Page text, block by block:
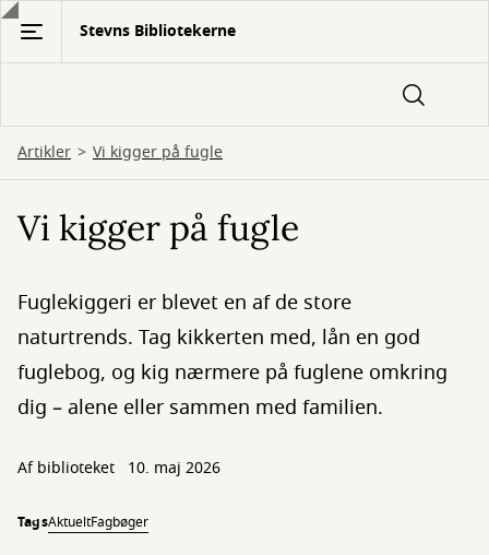
Gå
hovedindhold
Stevns Bibliotekerne
Artikler Vi kigger på fugle
Vi kigger på fugle
Fuglekiggeri er blevet en af de store
naturtrends. Tag kikkerten med, lån en god
fuglebog, og kig nærmere på fuglene omkring
dig – alene eller sammen med familien.
Af biblioteket 10. maj 2026
TagsAktueltFagbøger